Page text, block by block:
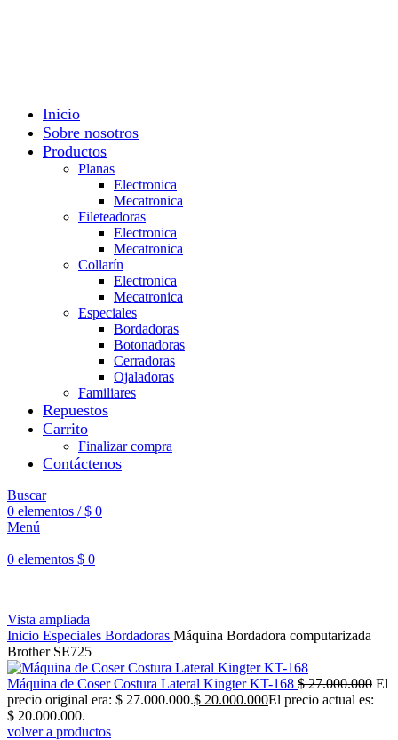
Inicio
Sobre nosotros
Productos
Planas
Electronica
Mecatronica
Fileteadoras
Electronica
Mecatronica
Collarín
Electronica
Mecatronica
Especiales
Bordadoras
Botonadoras
Cerradoras
Ojaladoras
Familiares
Repuestos
Carrito
Finalizar compra
Contáctenos
Buscar
0 elementos / $ 0
Menú
0 elementos $ 0
Vista ampliada
Inicio Especiales Bordadoras Máquina Bordadora computarizada
Brother SE725
Máquina de Coser Costura Lateral Kingter KT-168 $27.000.000 El
precio original era: $ 27.000.000.$ 20.000.000El precio actual es:
$ 20.000.000.
volver a productos